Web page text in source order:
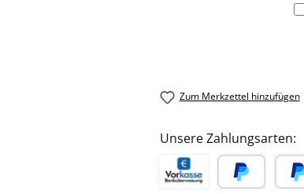
Zum Merkzettel hinzufügen
Unsere Zahlungsarten: